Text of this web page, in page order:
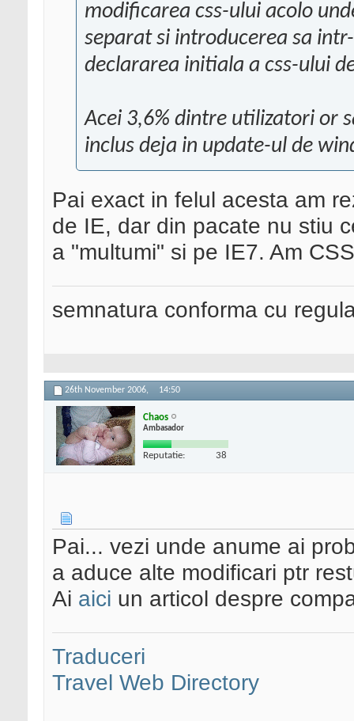
modificarea css-ului acolo
separat si introducerea sa
declararea initiala a css-ului
Acei 3,6% dintre utilizatori or
inclus deja in update-ul de
Pai exact in felul acesta am
de IE, dar din pacate nu stiu
a "multumi" si pe IE7. Am
semnatura conforma cu
26th November 2006, 14:50
Chaos
Ambasador
Reputatie: 38
Pai... vezi unde anume ai
a aduce alte modificari ptr
Ai aici un articol despre
Traduceri
Travel Web Directory